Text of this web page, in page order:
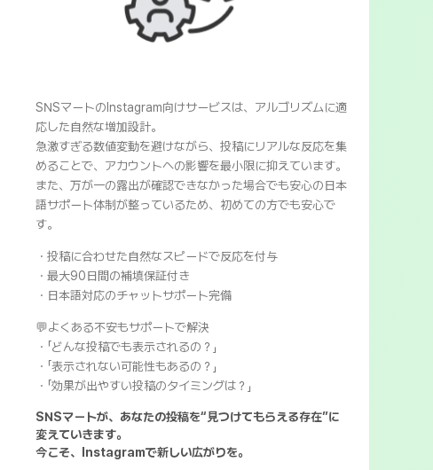
SNSマートのInstagram向けサービスは、アルゴリズムに適
応した自然な増加設計。
急激すぎる数値変動を避けながら、投稿にリアルな反応を集
めることで、アカウントへの影響を最小限に抑えています。
また、万が一の露出が確認できなかった場合でも安心の日本
語サポート体制が整っているため、初めての方でも安心で
す。
・投稿に合わせた自然なスピードで反応を付与
・最大90日間の補填保証付き
・日本語対応のチャットサポート完備
💬よくある不安もサポートで解決
・「どんな投稿でも表示されるの？」
・「表示されない可能性もあるの？」
・「効果が出やすい投稿のタイミングは？」
SNSマートが、あなたの投稿を“見つけてもらえる存在”に
変えていきます。
今こそ、Instagramで新しい広がりを。